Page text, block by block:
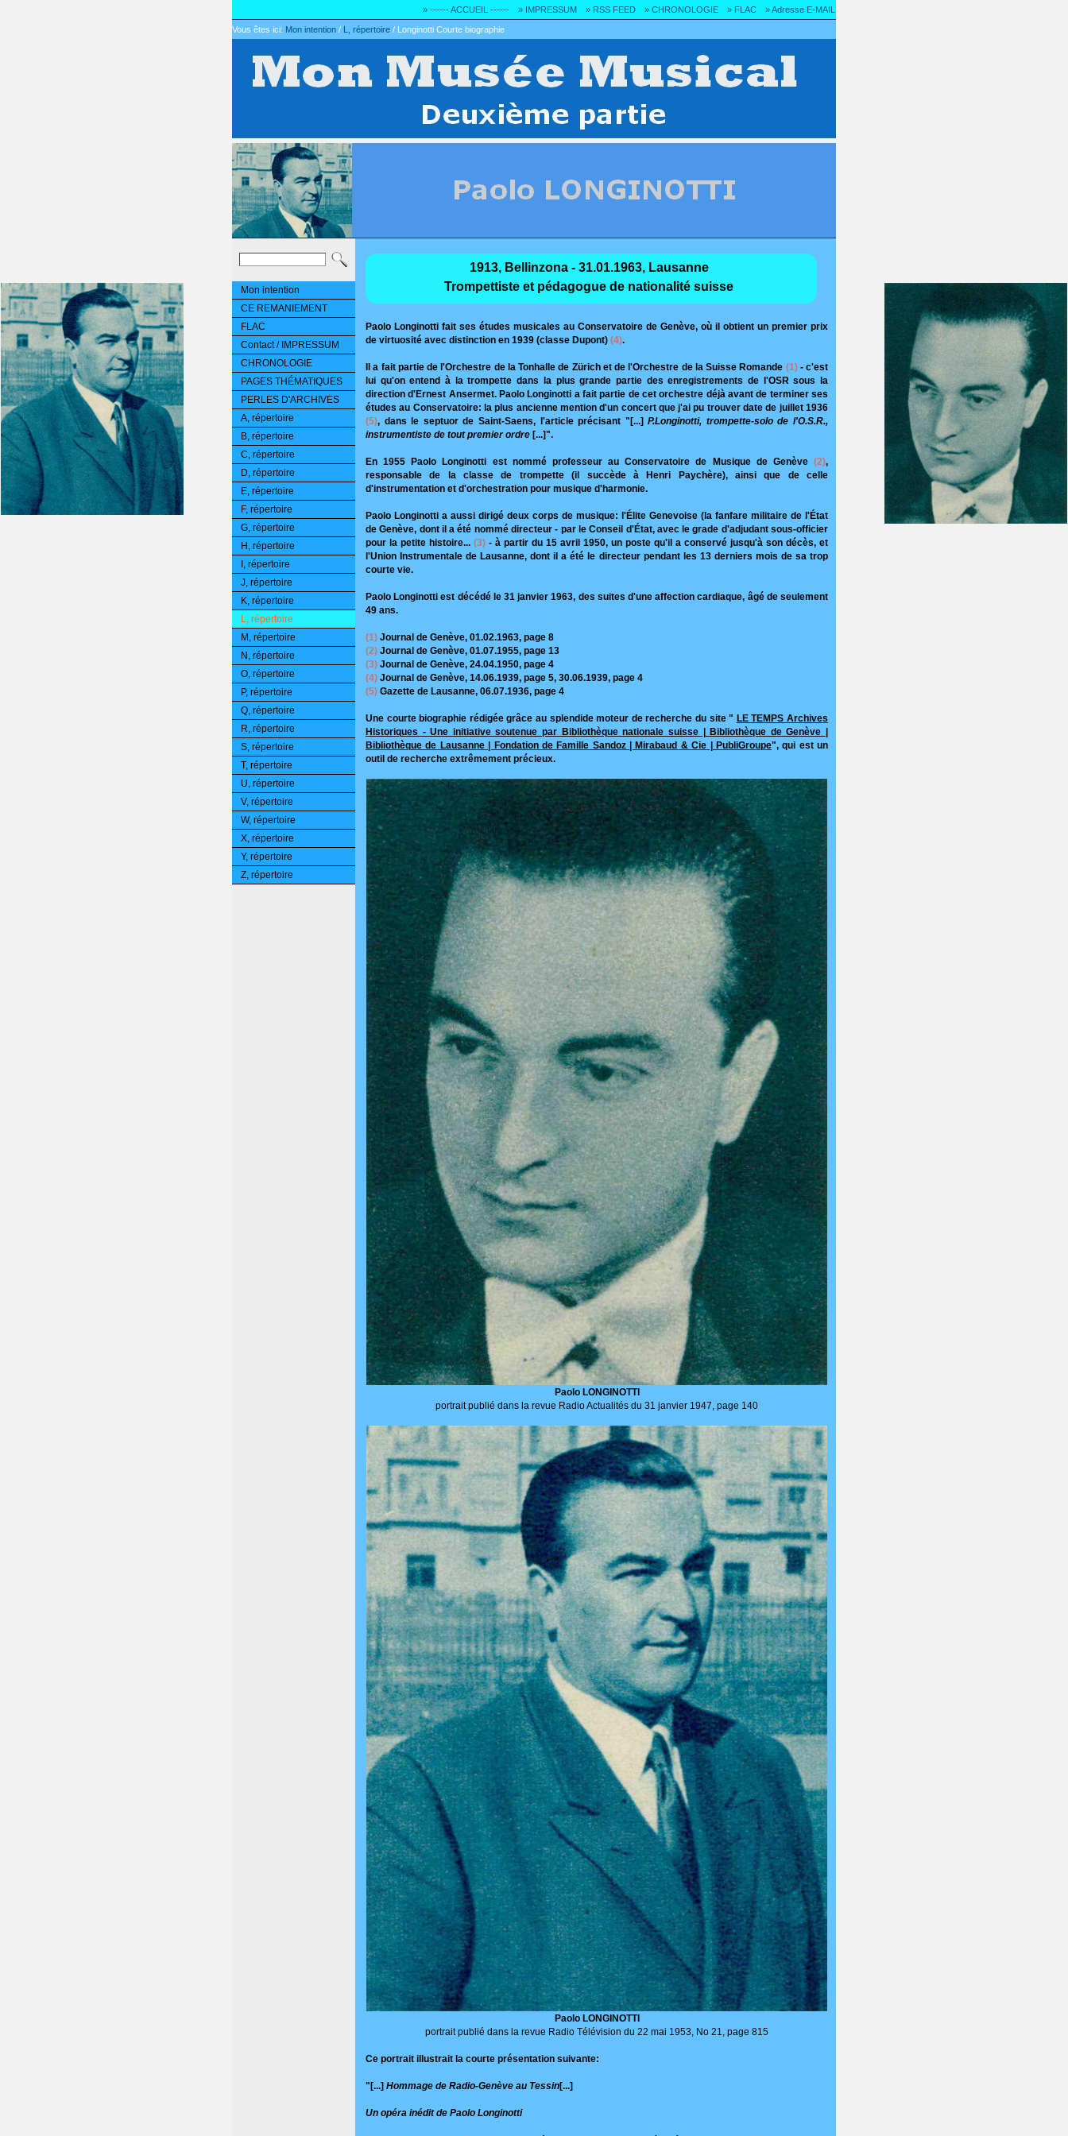
» ------ ACCUEIL ------ » IMPRESSUM » RSS FEED » CHRONOLOGIE » FLAC » Adresse E-MAIL
Vous êtes ici: Mon intention / L, répertoire / Longinotti Courte biographie
Mon intention
CE REMANIEMENT
FLAC
Contact / IMPRESSUM
CHRONOLOGIE
PAGES THÉMATIQUES
PERLES D'ARCHIVES
A, répertoire
B, répertoire
C, répertoire
D, répertoire
E, répertoire
F, répertoire
G, répertoire
H, répertoire
I, répertoire
J, répertoire
K, répertoire
L, répertoire
M, répertoire
N, répertoire
O, répertoire
P, répertoire
Q, répertoire
R, répertoire
S, répertoire
T, répertoire
U, répertoire
V, répertoire
W, répertoire
X, répertoire
Y, répertoire
Z, répertoire
1913, Bellinzona - 31.01.1963, Lausanne
Trompettiste et pédagogue de nationalité suisse
Paolo Longinotti fait ses études musicales au Conservatoire de Genève, où il obtient un premier prix
de virtuosité avec distinction en 1939 (classe Dupont) (4)
Il a fait partie de l'Orchestre de la Tonhalle de Zürich et de l'Orchestre de la Suisse Romande (1)- c'est
lui qu'on entend à la trompette dans la plus grande partie des enregistrements de l'OSR sous la
direction d'Ernest Ansermet. Paolo Longinotti a fait partie de cet orchestre déjà avant de terminer ses
études au Conservatoire: la plus ancienne mention d'un concert que j'ai pu trouver date de juillet 1936
(5) , dans le septuor de Saint-Saens, l'article précisant "[...]P.Longinotti, trompette-solo de l'O.S.R.,
instrumentiste de tout premier ordre [...]".
En 1955 Paolo Longinotti est nommé professeur au Conservatoire de Musique de Genève (2)
responsable de la classe de trompette (il succède à Henri Paychère), ainsi que de celle
d'instrumentation et d'orchestration pour musique d'harmonie.
Paolo Longinotti a aussi dirigé deux corps de musique: l'Élite Genevoise (la fanfare militaire de l'État
de Genève, dont il a été nommé directeur - par le Conseil d'État, avec le grade d'adjudant sous-officier
pour la petite histoire... (3) - à partir du 15 avril 1950, un poste qu'il a conservé jusqu'à son décès, et
l'Union Instrumentale de Lausanne, dont il a été le directeur pendant les 13 derniers mois de sa trop
courte vie.
Paolo Longinotti est décédé le 31 janvier 1963, des suites d'une affection cardiaque, âgé de seulement
49 ans.
(1) Journal de Genève, 01.02.1963, page 8
(2) Journal de Genève, 01.07.1955, page 13
(3) Journal de Genève, 24.04.1950, page 4
(4) Journal de Genève, 14.06.1939, page 5, 30.06.1939, page 4
(5) Gazette de Lausanne, 06.07.1936, page 4
Une courte biographie rédigée grâce au splendide moteur de recherche du site " LE TEMPS Archives
Historiques - Une initiative soutenue par Bibliothèque nationale suisse | Bibliothèque de Genève |
Bibliothèque de Lausanne | Fondation de Famille Sandoz | Mirabaud & Cie | PubliGroupe", qui est un
outil de recherche extrêmement précieux.
Paolo LONGINOTTI
portrait publié dans la revue Radio Actualités du 31 janvier 1947, page 140
Paolo LONGINOTTI
portrait publié dans la revue Radio Télévision du 22 mai 1953, No 21, page 815
Ce portrait illustrait la courte présentation suivante:
"[...] Hommage de Radio-Genève au Tessin[...]
Un opéra inédit de Paolo Longinotti